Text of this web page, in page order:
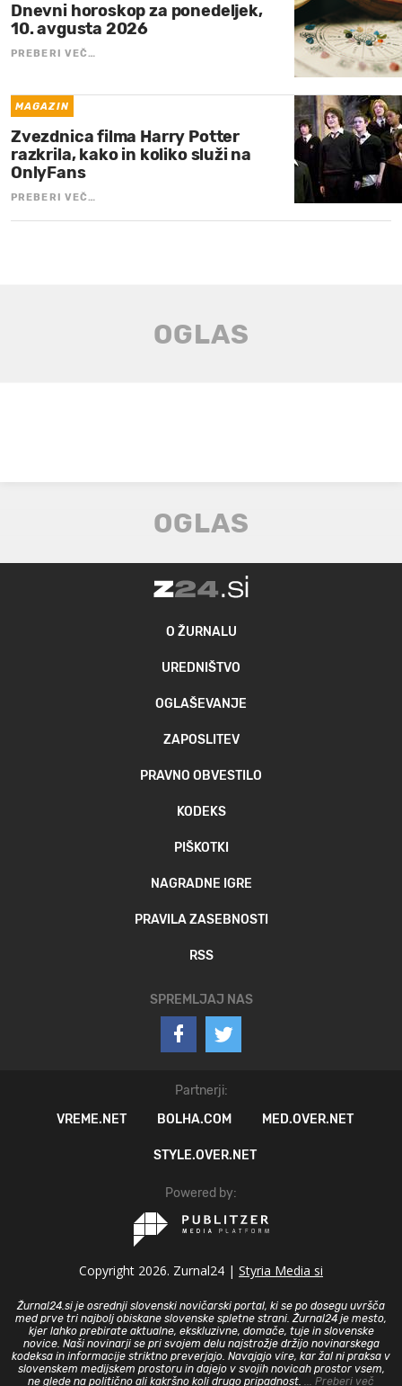
Dnevni horoskop za ponedeljek,
10. avgusta 2026
PREBERI VEČ…
MAGAZIN
Zvezdnica filma Harry Potter
razkrila, kako in koliko služi na
OnlyFans
PREBERI VEČ…
O ŽURNALU
UREDNIŠTVO
OGLAŠEVANJE
ZAPOSLITEV
PRAVNO OBVESTILO
KODEKS
PIŠKOTKI
NAGRADNE IGRE
PRAVILA ZASEBNOSTI
RSS
SPREMLJAJ NAS
Partnerji:
VREME.NET
BOLHA.COM MED.OVER.NET
STYLE.OVER.NET
Powered by:
Copyright 2026. Zurnal24 | Styria Media si
Žurnal24.si je osrednji slovenski novičarski portal, ki se po dosegu uvršča
med prve tri najbolj obiskane slovenske spletne strani. Žurnal24 je mesto,
kjer lahko prebirate aktualne, ekskluzivne, domače, tuje in slovenske
novice. Naši novinarji se pri svojem delu najstrožje držijo novinarskega
kodeksa in informacije striktno preverjajo. Navajajo vire, kar žal ni praksa v
slovenskem medijskem prostoru in dajejo v svojih novicah prostor vsem,
ne glede na politično ali kakršno koli drugo pripadnost. ... Preberi več